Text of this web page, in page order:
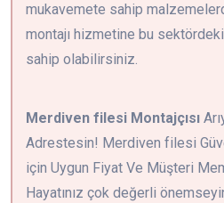
mukavemete sahip
montajı hizmetine bu
sahip olabilirsiniz.
Merdiven filesi Montajçısı
Adrestesin! Merdiven filesi
için Uygun Fiyat Ve Müşteri
Hayatınız çok değerli